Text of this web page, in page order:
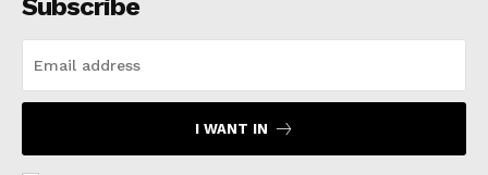
Subscribe
I WANT IN